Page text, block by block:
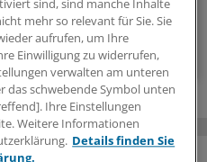
bitte anmelden
sind, sind manche Inhalte
mehr so relevant für Sie. Sie
aufrufen, um Ihre
Einwilligung zu widerrufen,
verwalten am unteren
das schwebende Symbol unten
Ihre Einstellungen
Weitere Informationen
Details finden Sie